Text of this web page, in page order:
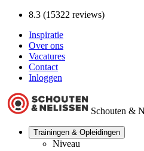
8.3 (15322 reviews)
Inspiratie
Over ons
Vacatures
Contact
Inloggen
Schouten &
Trainingen & Opleidingen
Niveau